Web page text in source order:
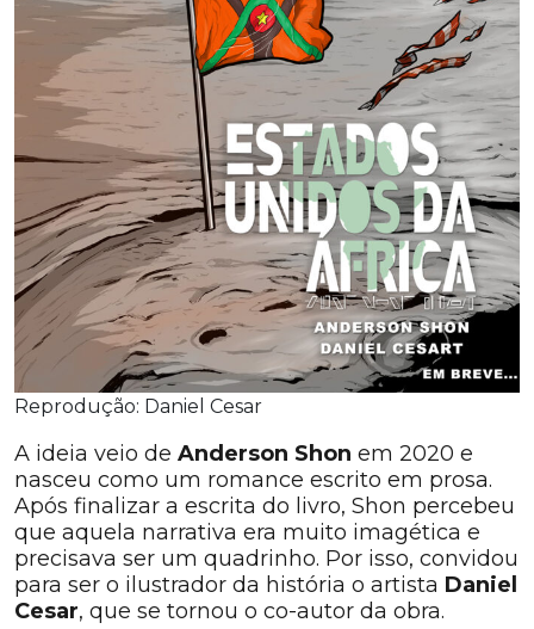
Reprodução: Daniel Cesar
A ideia veio de Anderson Shon em 2020 e
nasceu como um romance escrito em prosa.
Após finalizar a escrita do livro, Shon percebeu
que aquela narrativa era muito imagética e
precisava ser um quadrinho. Por isso, convidou
para ser o ilustrador da história o artista Daniel
Cesar, que se tornou o co-autor da obra.